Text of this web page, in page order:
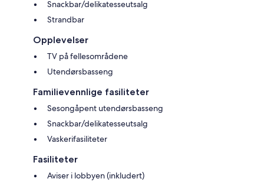
Snackbar/delikatesseutsalg
Strandbar
Opplevelser
TV på fellesområdene
Utendørsbasseng
Familievennlige fasiliteter
Sesongåpent utendørsbasseng
Snackbar/delikatesseutsalg
Vaskerifasiliteter
Fasiliteter
Aviser i lobbyen (inkludert)